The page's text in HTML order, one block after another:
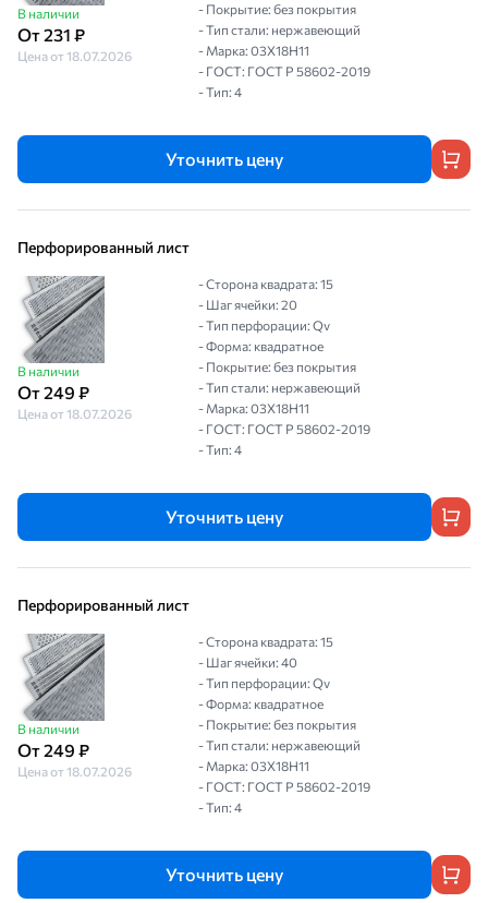
В наличии
От 231 ₽
Цена от 18.07.2026
- Покрытие: без покрытия
- Тип стали: нержавеющий
- Марка: 03Х18Н11
- ГОСТ: ГОСТ Р 58602-2019
- Тип: 4
Уточнить цену
Перфорированный лист
В наличии
От 249 ₽
Цена от 18.07.2026
- Сторона квадрата: 15
- Шаг ячейки: 20
- Тип перфорации: Qv
- Форма: квадратное
- Покрытие: без покрытия
- Тип стали: нержавеющий
- Марка: 03Х18Н11
- ГОСТ: ГОСТ Р 58602-2019
- Тип: 4
Уточнить цену
Перфорированный лист
В наличии
От 249 ₽
Цена от 18.07.2026
- Сторона квадрата: 15
- Шаг ячейки: 40
- Тип перфорации: Qv
- Форма: квадратное
- Покрытие: без покрытия
- Тип стали: нержавеющий
- Марка: 03Х18Н11
- ГОСТ: ГОСТ Р 58602-2019
- Тип: 4
Уточнить цену